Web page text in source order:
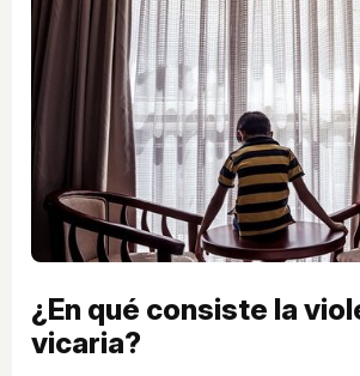
¿En qué consiste la
vicaria?